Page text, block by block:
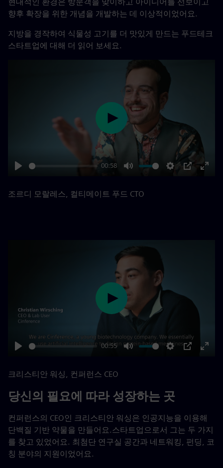
향후 확장을 위한 개념을 개발하는 데 이상적이었어요.
지방을 경작하여 식물성 고기를 더 맛있게 만드는 푸드테크
스타트업에 대해 더 읽어 보세요.
00:58
Play
조르디 모랄레스, 컬티메이트 푸드 CTO
00:55
Play
크리스티안 워싱, 컨퍼런스 CEO
당신의 필요에 따라 성장하는 곳
컨퍼런스의 CEO인 크리스티안 워싱은 인공지능을 이용해
단백질 기반 약물을 만들어요.스타트업으로서 그는 두 가지
를 찾고 있었어요. 최첨단 연구실 공간과 네트워킹, 펀딩, 코
칭 분야의 지원이었어요.